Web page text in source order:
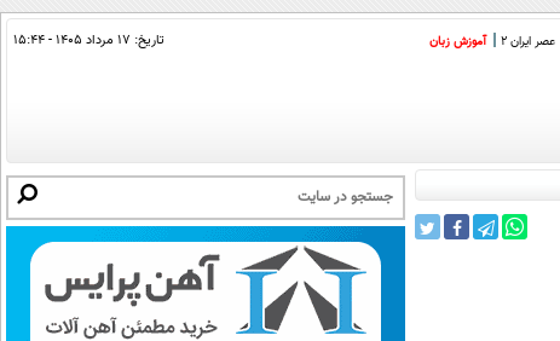
عصر ایران 2 آموزش زبان تاریخ: ۱۷ مرداد ۱۴۰۵ - ۱۵:۴۴